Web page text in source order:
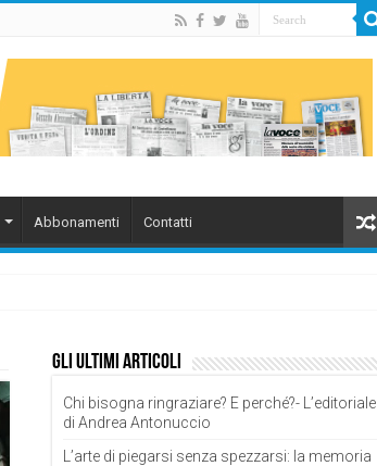
Abbonamenti Contatti
Gli ultimi articoli
Chi bisogna ringraziare? E perché?- L’editoriale
di Andrea Antonuccio
L’arte di piegarsi senza spezzarsi: la memoria